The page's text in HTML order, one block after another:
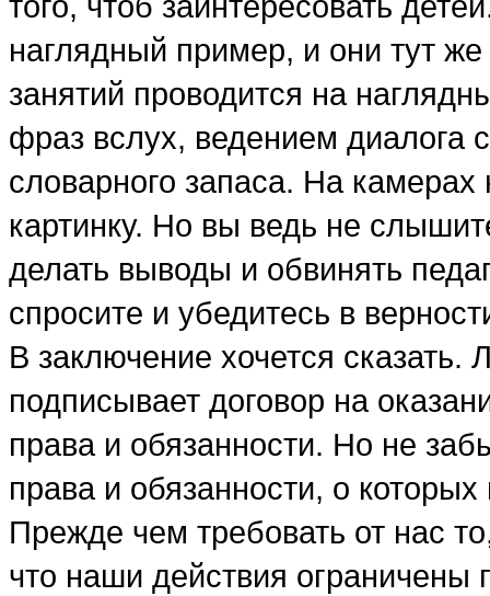
наглядный пример, и они тут
занятий проводится на
фраз вслух, ведением диалога
словарного запаса. На камерах
картинку. Но вы ведь не
делать выводы и обвинять
спросите и убедитесь в
В заключение хочется
подписывает договор на
права и обязанности. Но не
права и обязанности, о
Прежде чем требовать от нас
что наши действия